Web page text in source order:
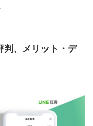
判、メリット・デ